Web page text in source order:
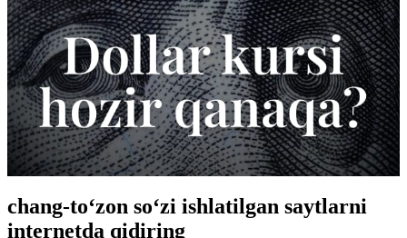
chang-to‘zon so‘zi ishlatilgan saytlarni
internetda qidiring